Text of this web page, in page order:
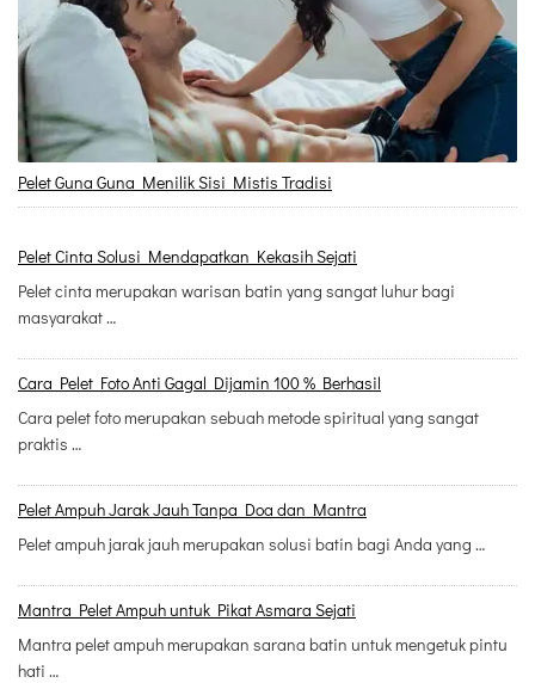
Pelet Guna Guna Menilik Sisi Mistis Tradisi
Pelet Cinta Solusi Mendapatkan Kekasih Sejati
Pelet cinta merupakan warisan batin yang sangat luhur bagi
masyarakat …
Cara Pelet Foto Anti Gagal Dijamin 100 % Berhasil
Cara pelet foto merupakan sebuah metode spiritual yang sangat
praktis …
Pelet Ampuh Jarak Jauh Tanpa Doa dan Mantra
Pelet ampuh jarak jauh merupakan solusi batin bagi Anda yang …
Mantra Pelet Ampuh untuk Pikat Asmara Sejati
Mantra pelet ampuh merupakan sarana batin untuk mengetuk pintu
hati …